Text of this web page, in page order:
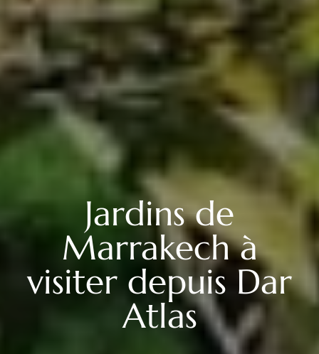
Jardins de
Marrakech à
visiter depuis Dar
Atlas